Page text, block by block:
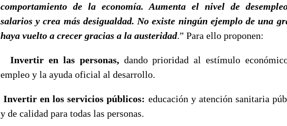
comportamiento de la economía. Aumenta el nivel de
salarios y crea más desigualdad. No existe ningún ejemplo de una
haya vuelto a crecer gracias a la austeridad.” Para ello proponen:
Invertir en las personas,dando prioridad al estímulo
empleo y la ayuda oficial al desarrollo.
Invertir en los servicios públicos: educación y atención sanitaria
y de calidad para todas las personas.